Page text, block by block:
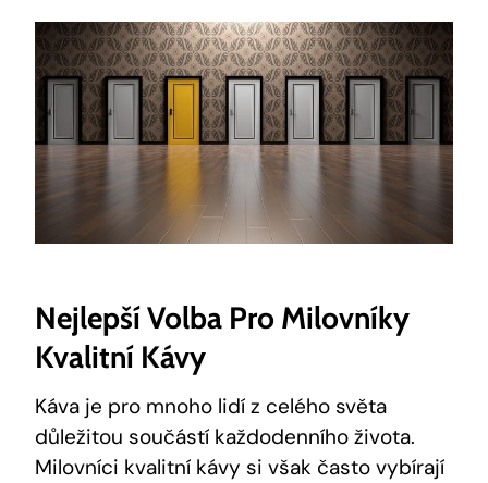
Nejlepší Volba Pro Milovníky
Kvalitní Kávy
Káva je pro mnoho lidí z celého světa
důležitou součástí každodenního života.
Milovníci kvalitní kávy si však často vybírají